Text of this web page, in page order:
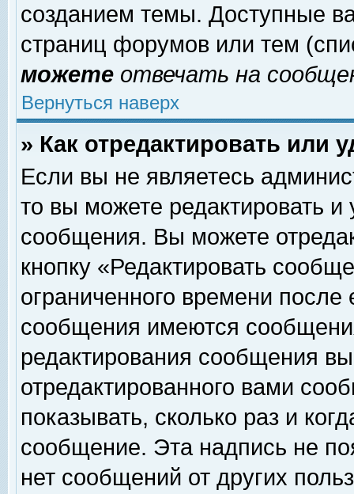
созданием темы. Доступные
страниц форумов или тем
можете отвечать на
Вернуться наверх
» Как отредактировать или
Если вы не являетесь
то вы можете редактировать и
сообщения. Вы можете
кнопку «Редактировать
ограниченного времени
сообщения имеются
редактирования сообщения
отредактированного вами
показывать, сколько раз и
сообщение. Эта надпись не
нет сообщений от других